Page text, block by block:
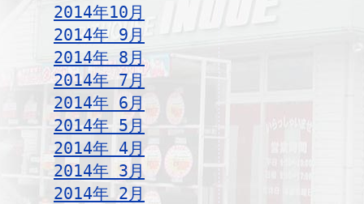
2014年10月
2014年 9月
2014年 8月
2014年 7月
2014年 6月
2014年 5月
2014年 4月
2014年 3月
2014年 2月